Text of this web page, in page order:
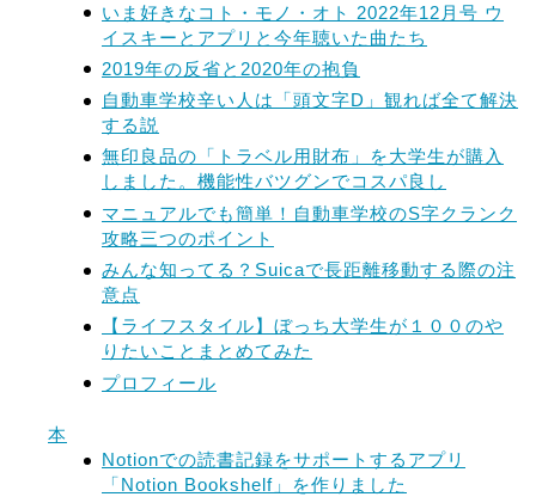
いま好きなコト・モノ・オト 2022年12月号 ウ
イスキーとアプリと今年聴いた曲たち
2019年の反省と2020年の抱負
自動車学校辛い人は「頭文字D」観れば全て解決
する説
無印良品の「トラベル用財布」を大学生が購入
しました。機能性バツグンでコスパ良し
マニュアルでも簡単！自動車学校のS字クランク
攻略三つのポイント
みんな知ってる？Suicaで長距離移動する際の注
意点
【ライフスタイル】ぼっち大学生が１００のや
りたいことまとめてみた
プロフィール
本
Notionでの読書記録をサポートするアプリ
「Notion Bookshelf」を作りました